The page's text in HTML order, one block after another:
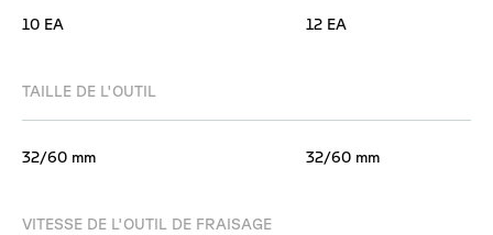
10 EA
TAILLE DE L'OUTIL
32/60 mm
VITESSE DE L'OUTIL DE FRAISAGE
12 EA
32/60 mm